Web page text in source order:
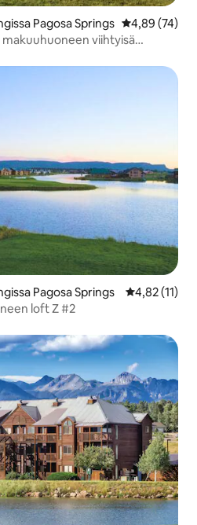
Pagosa Springs
4,89 (74)
makuuhuoneen viihtyisä
Pagosa Springs
4,82 (11)
loft Z #2